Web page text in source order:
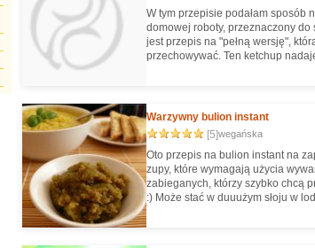
W tym przepisie podałam sposób
domowej roboty, przeznaczony do
jest przepis na "pełną wersję",
przechowywać. Ten ketchup nadaje się do wszelakich pizz
wegetarianom przyda się do
Warzywny bulion instant
[5]wegańska
Oto przepis na bulion instant na
zupy, które wymagają użycia
zabieganych, którzy szybko chcą
:) Może stać w duuużym słoju w